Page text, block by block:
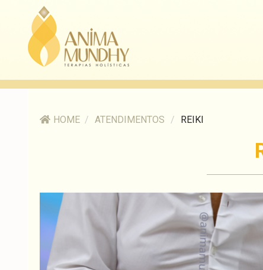
HOME / ATENDIMENTOS / REIKI